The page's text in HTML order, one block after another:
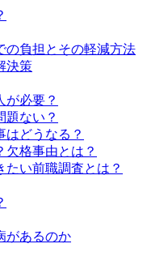
の負担とその軽減方法
決策
が必要？
題ない？
はどうなる？
欠格事由とは？
い前職調査とは？
があるのか